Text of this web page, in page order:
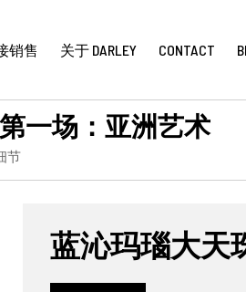
销售 关于 DARLEY CONTACT
一场：亚洲艺术
节
蓝沁玛瑙大天